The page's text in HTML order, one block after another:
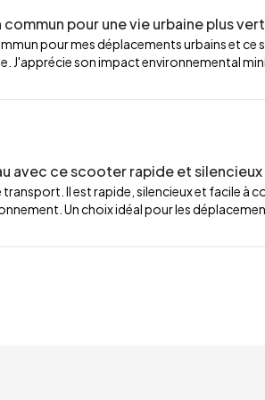
pour une vie urbaine plus
pour mes déplacements urbains et
J'apprécie son impact environnemental
avec ce scooter rapide et silencieux
Il est rapide, silencieux et facile à
Un choix idéal pour les